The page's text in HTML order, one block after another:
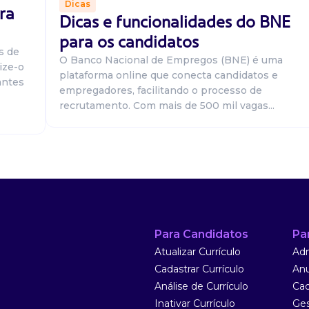
as seguintes
conjunto com a
politico-...
unic patos de
em
de
o
Dicas
Dicas e funcionalidades do BNE
para os candidatos
O Banco Nacional de Empregos (BNE) é uma
plataforma online que conecta candidatos e
empregadores, facilitando o processo de
recrutamento. Com mais de 500 mil vagas...
Para Candidatos
Atualizar Currículo
Cadastrar Currículo
Análise de Currículo
Inativar Currículo